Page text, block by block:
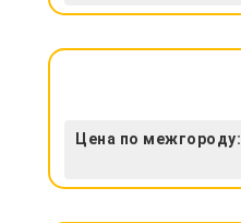
Цена по межгороду: